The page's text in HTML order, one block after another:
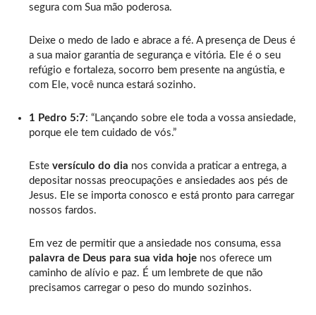
segura com Sua mão poderosa.
Deixe o medo de lado e abrace a fé. A presença de Deus é
a sua maior garantia de segurança e vitória. Ele é o seu
refúgio e fortaleza, socorro bem presente na angústia, e
com Ele, você nunca estará sozinho.
1 Pedro 5:7: “Lançando sobre ele toda a vossa ansiedade,
porque ele tem cuidado de vós.”
Este versículo do dia nos convida a praticar a entrega, a
depositar nossas preocupações e ansiedades aos pés de
Jesus. Ele se importa conosco e está pronto para carregar
nossos fardos.
Em vez de permitir que a ansiedade nos consuma, essa
palavra de Deus para sua vida hoje nos oferece um
caminho de alívio e paz. É um lembrete de que não
precisamos carregar o peso do mundo sozinhos.